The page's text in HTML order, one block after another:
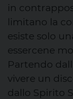
in
limitano la
esiste solo
essercene
Partendo
vivere un
dallo Spirito